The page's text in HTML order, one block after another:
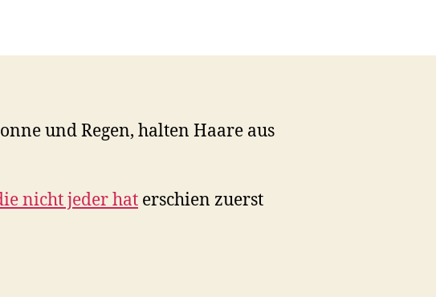
und Regen, halten Haare aus
nicht jeder hat erschien zuerst